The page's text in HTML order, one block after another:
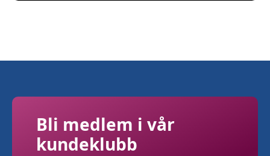
Bli medlem i vår
kundeklubb